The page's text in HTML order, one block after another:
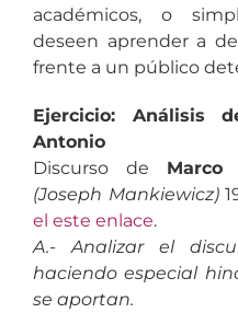
académicos, o
deseen aprender a
frente a un público
Ejercicio: Análisis
Antonio
Discurso de Marco
(Joseph Mankiewicz)
el este enlace.
A.- Analizar el
haciendo especial
se aportan.